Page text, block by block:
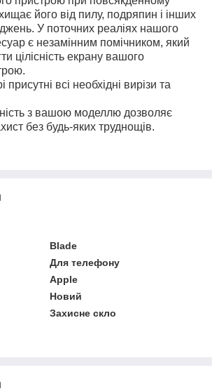
його від пилу, подряпин і інших
У поточних реаліях нашого
є незамінним помічником, який
цілісність екрану вашого
всі необхідні вирізи та
з вашою моделлю дозволяє
без будь-яких труднощів.
Blade
Для телефону
Apple
Новий
Захисне скло